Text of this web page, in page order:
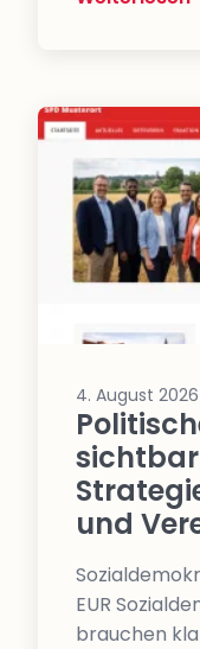
4. August 2026
und
EUR
brauchen